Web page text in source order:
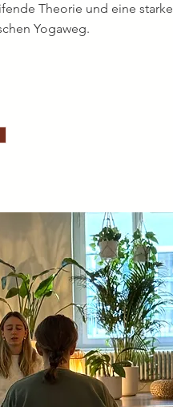
Theorie und eine starke
Yogaweg.